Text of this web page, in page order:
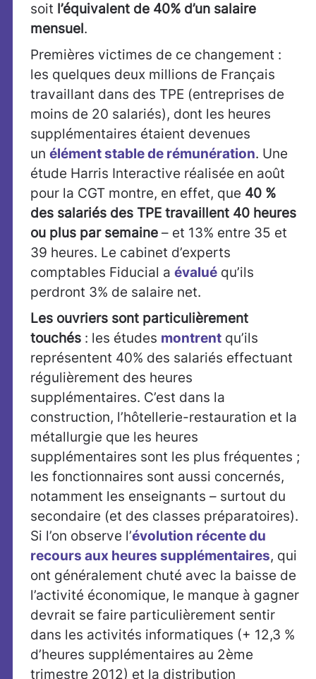
soit l’équivalent de 40% d’un salaire
mensuel.
Premières victimes de ce changement :
les quelques deux millions de Français
travaillant dans des TPE (entreprises de
moins de 20 salariés), dont les heures
supplémentaires étaient devenues
un élément stable de rémunération. Une
étude Harris Interactive réalisée en août
pour la CGT montre, en effet, que 40 %
des salariés des TPE travaillent 40 heures
ou plus par semaine – et 13% entre 35 et
39 heures. Le cabinet d’experts
comptables Fiducial a évalué qu’ils
perdront 3% de salaire net.
Les ouvriers sont particulièrement
touchés : les études montrent qu’ils
représentent 40% des salariés effectuant
régulièrement des heures
supplémentaires. C’est dans la
construction, l’hôtellerie-restauration et la
métallurgie que les heures
supplémentaires sont les plus fréquentes ;
les fonctionnaires sont aussi concernés,
notamment les enseignants – surtout du
secondaire (et des classes préparatoires).
Si l’on observe l’évolution récente du
recours aux heures supplémentaires, qui
ont généralement chuté avec la baisse de
l’activité économique, le manque à gagner
devrait se faire particulièrement sentir
dans les activités informatiques (+ 12,3 %
d’heures supplémentaires au 2ème
trimestre 2012) et la distribution